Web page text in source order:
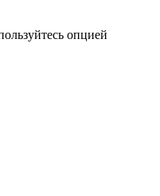
опцией